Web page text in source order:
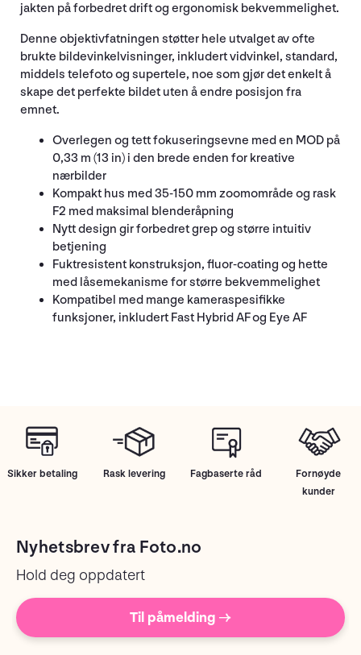
jakten på forbedret drift og ergonomisk bekvemmelighet.
Denne objektivfatningen støtter hele utvalget av ofte
brukte bildevinkelvisninger, inkludert vidvinkel, standard,
middels telefoto og supertele, noe som gjør det enkelt å
skape det perfekte bildet uten å endre posisjon fra
emnet.
Overlegen og tett fokuseringsevne med en MOD på
0,33 m (13 in) i den brede enden for kreative
nærbilder
Kompakt hus med 35-150 mm zoomområde og rask
F2 med maksimal blenderåpning
Nytt design gir forbedret grep og større intuitiv
betjening
Fuktresistent konstruksjon, fluor-coating og hette
med låsemekanisme for større bekvemmelighet
Kompatibel med mange kameraspesifikke
funksjoner, inkludert Fast Hybrid AF og Eye AF
Sikker betaling Rask levering Fagbaserte råd
Fornøyde
kunder
Nyhetsbrev fra Foto.no
Hold deg oppdatert
Til påmelding →